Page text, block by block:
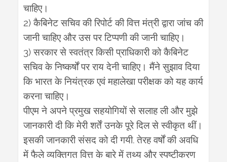
चाहिए।
2)कैबिनेट सचिव की रिपोर्ट की वित्त मंत्री द्वारा जांच की
जानी चाहिए और उस पर टिप्पणी की जानी चाहिए।
3)सरकार से स्वतंत्र किसी प्राधिकारी को कैबिनेट
सचिव के निष्कर्षों पर राय देनी चाहिए। मैंने सुझाव दिया
कि भारत के नियंत्रक एवं महालेखा परीक्षक को यह कार्य
करना चाहिए।
पीएम ने अपने प्रमुख सहयोगियों से सलाह ली और मुझे
जानकारी दी कि मेरी शर्तें उनके पूरे दिल से स्वीकृत थीं।
इसकी जानकारी संसद को दी गयी. तेरह वर्षों की अवधि
में फैले व्यक्तिगत वित्त के बारे में तथ्य और स्पष्टीकरण